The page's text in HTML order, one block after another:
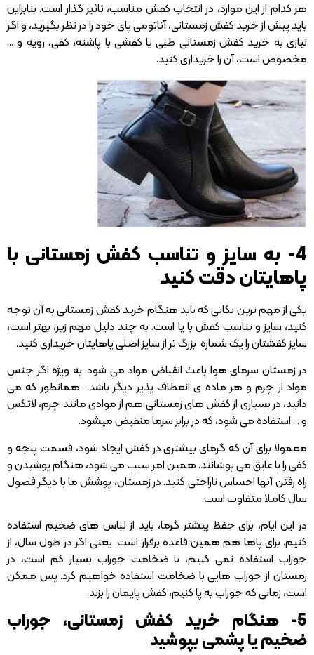
هر کدام از این موارد، در انتخاب کفش مناسب، تاثیر گذار است. بنابراین
باید پیش از خرید کفش زمستانی، آناتومی پای خود را در نظر بگیرید، و اگر
نیازی به خرید کفش زمستانی طبی یا کفشی با پاشنه، کفی، رویه و …
مخصوص است، آن را خریداری کنید.
4- به سایز و تناسب کفش زمستانی با
پاهایتان دقت کنید
یکی از مهم ترین نکاتی که باید هنگام خرید کفش زمستانی به آن توجه
کنید، سایز و تناسب کفش با پا است. به چند دلیل مهم زیر، بهتر است،
سایز کفشتان را یک شماره بزرگ تر از سایز اصلی پاهایتان خریداری کنید.
در زمستان سرمای هوا باعث انقباض مواد می شود. به ویژه اگر جنس
مواد از چرم و هر ماده ی انعطاف پذیر دیگر باشد. همانطور که می
دانید، در بسیاری از کفش های زمستانی هم از موادی مانند چرم، لاتکس
و … استفاده می شود، که در برابر سرما منقبض میشود.
معمولا برای آن که گرمای بیشتری در کفش ایجاد شود، قسمت پنجه و
کفی را با عایق می پوشانند. همین امر سبب می شود، هنگام پوشیدن و
راه رفتن آنها احساس ناراحتی کنید. در زمستان، پوشش ما با دیگر فصول
سال کاملا متفاوت است.
در این ایام، برای حفظ پیشتر گرما، باید از لباس های ضخیم استفاده
کنیم. برای پاها هم همین قاعده برقرار است. یعنی اگر در طول سال، از
جوراب استفاده نمی کنیم، با ضخامت جوراب بسیار کم است، در
زمستان از جوراب هایی با ضخامت استفاده خواهیم کرد. پس ممکن
است، زمانی که جوراب به پا کنیم، کفش پایمان را بزند.
5- هنگام خرید کفش زمستانی، جوراب
ضخیم یا پشمی بپوشید